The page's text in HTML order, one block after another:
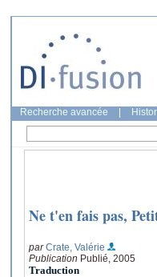
Recherche avancée
Ne t'en fais pas,
parCrate, Valérie
Publication Publié, 2005
Traduction